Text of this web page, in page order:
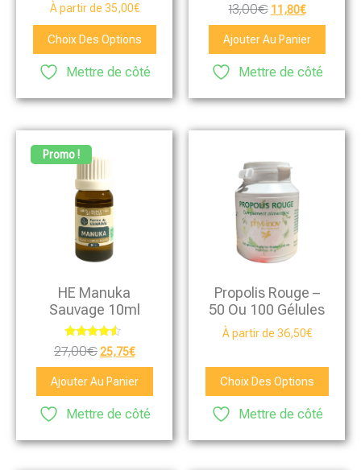
Note
5.00
sur 5
À partir de 35,00€
Choix Des Options
Mettre de côté
13,00€ 11,80€
Ajouter Au Panier
Mettre de côté
Promo !
HE Manuka
Sauvage 10ml
Note
4.33
sur 5
27,00€25,75€
Ajouter Au Panier
Mettre de côté
Propolis Rouge –
50 Ou 100 Gélules
À partir de 36,50€
Choix Des Options
Mettre de côté